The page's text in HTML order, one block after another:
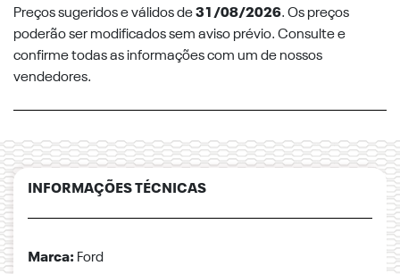
Preços sugeridos e válidos de31/08/2026. Os preços
poderão ser modificados sem aviso prévio. Consulte e
confirme todas as informações com um de nossos
vendedores.
INFORMAÇÕES TÉCNICAS
Marca: Ford